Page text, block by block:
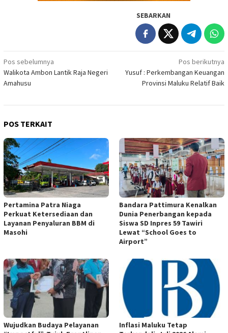
SEBARKAN
Navigasi
pos
Pos sebelumnya
Walikota Ambon Lantik Raja Negeri
Amahusu
Pos berikutnya
Yusuf : Perkembangan Keuangan
Provinsi Maluku Relatif Baik
POS TERKAIT
Pertamina Patra Niaga
Perkuat Ketersediaan dan
Layanan Penyaluran BBM di
Masohi
Bandara Pattimura Kenalkan
Dunia Penerbangan kepada
Siswa SD Inpres 59 Tawiri
Lewat “School Goes to
Airport”
Wujudkan Budaya Pelayanan
Inflasi Maluku Tetap